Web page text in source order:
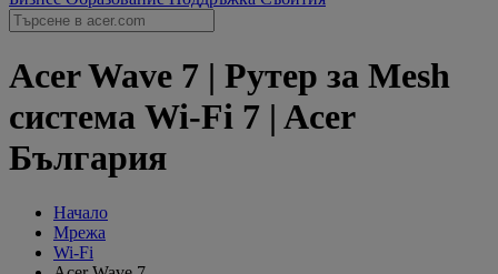
Acer Wave 7 | Рутер за Mesh
система Wi-Fi 7 | Acer
България
Начало
Мрежа
Wi-Fi